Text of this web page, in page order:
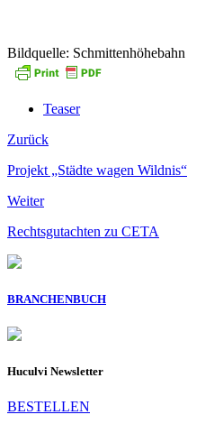
Bildquelle: Schmittenhöhebahn
Teaser
Zurück
Projekt „Städte wagen Wildnis“
Weiter
Rechtsgutachten zu CETA
BRANCHENBUCH
Huculvi Newsletter
BESTELLEN